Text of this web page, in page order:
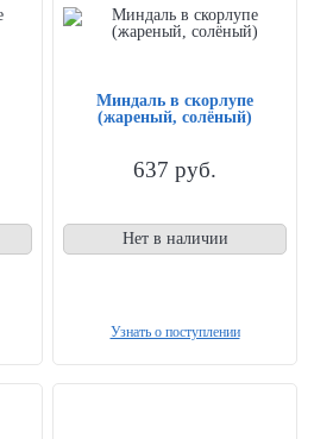
Миндаль в скорлупе
(жареный, солёный)
637 руб.
Нет в наличии
Узнать о поступлении